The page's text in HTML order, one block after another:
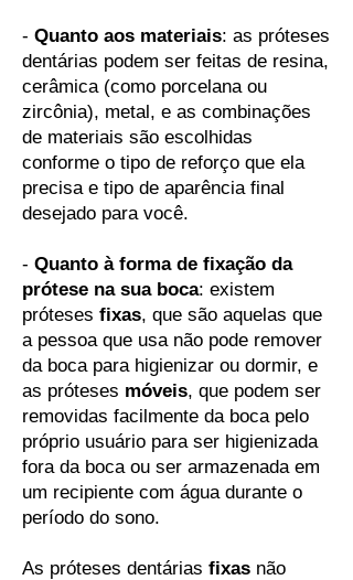
- Quanto aos materiais: as próteses
dentárias podem ser feitas de resina,
cerâmica (como porcelana ou
zircônia), metal, e as combinações
de materiais são escolhidas
conforme o tipo de reforço que ela
precisa e tipo de aparência final
desejado para você.
- Quanto à forma de fixação da
prótese na sua boca: existem
próteses fixas, que são aquelas que
a pessoa que usa não pode remover
da boca para higienizar ou dormir, e
as próteses móveis, que podem ser
removidas facilmente da boca pelo
próprio usuário para ser higienizada
fora da boca ou ser armazenada em
um recipiente com água durante o
período do sono.
As próteses dentárias fixas não